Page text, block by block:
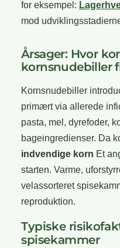
for eksempel:
mod
Årsager: Hvor
kornsnudebiller
Kornsnudebiller
primært via allerede
pasta, mel, dyrefoder,
bageingredienser. Da
indvendige korn Et
starten. Varme,
velassorteret
reproduktion.
Typiske
spisekammer